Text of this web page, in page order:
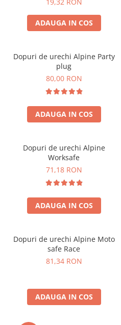
ADAUGA IN COS
Dopuri de urechi Alpine Party
plug
80,00 RON
ADAUGA IN COS
Dopuri de urechi Alpine
Worksafe
71,18 RON
ADAUGA IN COS
Dopuri de urechi Alpine Moto
safe Race
81,34 RON
ADAUGA IN COS